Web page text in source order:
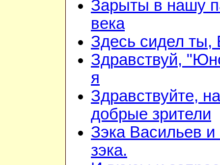
Зарыты в нашу
века
Здесь сидел ты,
Здравствуй,
я
Здравствуйте,
добрые зрители
Зэка Васильев
зэка.